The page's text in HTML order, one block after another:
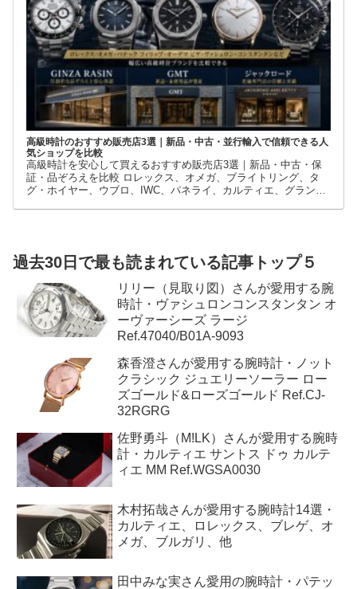
高級時計のおすすめ販売店3選｜新品・中古・並行輸入で信頼できる人
気ショップを比較
高級時計を安心して買えるおすすめ販売店3選｜新品・中古・保
証・品ぞろえを比較 ロレックス、オメガ、ブライトリング、タ
グ・ホイヤー、ウブロ、IWC、パネライ、カルティエ、グランド
過去30日で最も読まれている記事トップ５
リリー（見取り図）さんが愛用する腕
時計・ヴァシュロンコンスタンタン オ
ーヴァーシーズ ラージ
Ref.47040/B01A-9093
森香澄さんが愛用する腕時計・ノット
クラシック ジュエリーソーラー ロー
ズゴールド&ローズゴールド Ref.CJ-
32RGRG
佐野勇斗（M!LK）さんが愛用する腕時
計・カルティエ サントス ドゥ カルテ
ィエ MM Ref.WGSA0030
木村拓哉さんが愛用する腕時計14選・
カルティエ、ロレックス、ブレゲ、オ
メガ、ブルガリ、他
田中みな実さん愛用の腕時計・パテッ